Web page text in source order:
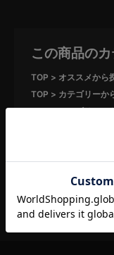
この商品のカ
TOP オススメから
TOP
カテゴリーか
TOP
カテゴリーか